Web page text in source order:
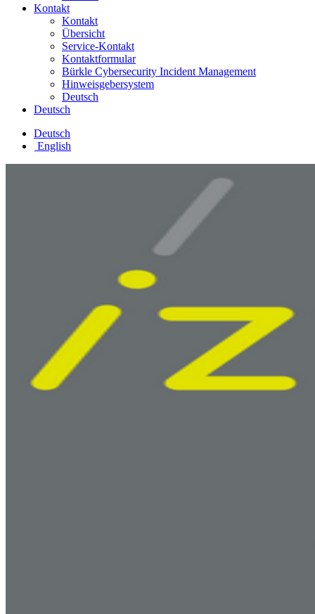
Kontakt
Kontakt
Übersicht
Service-Kontakt
Kontaktformular
Bürkle Cybersecurity Incident Management
Hinweisgebersystem
Deutsch
Deutsch
Deutsch
English